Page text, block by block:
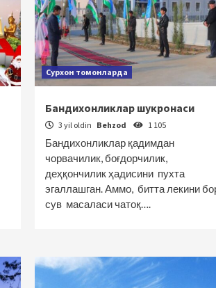
Сурхон томонларда
Бандихонликлар шукронаси
3 yil oldin Behzod 1 105
Бандихонликлар қадимдан
чорвачилик, боғдорчилик,
деҳқончилик ҳадисини пухта
эгаллашган. Аммо, битта лекини
сув масаласи чатоқ….